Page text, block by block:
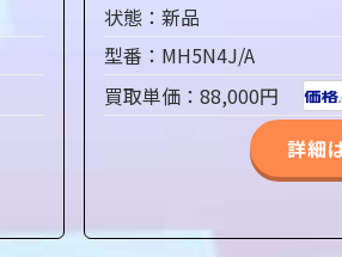
状態：新品
型番：MH5N4J/A
買取単価：88,000円
詳細